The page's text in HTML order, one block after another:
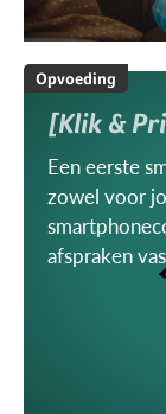
Opvoeding
[Klik &
Een eerste
zowel voor
afspraken